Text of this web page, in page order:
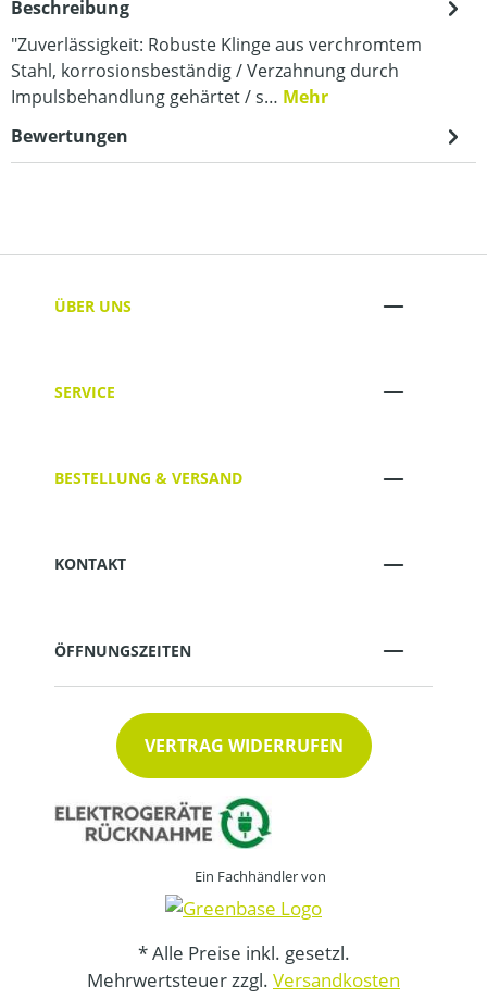
Beschreibung
"Zuverlässigkeit: Robuste Klinge aus verchromtem
Stahl, korrosionsbeständig / Verzahnung durch
Impulsbehandlung gehärtet / s… Mehr
Bewertungen
ÜBER UNS
SERVICE
BESTELLUNG & VERSAND
KONTAKT
ÖFFNUNGSZEITEN
VERTRAG WIDERRUFEN
Ein Fachhändler von
* Alle Preise inkl. gesetzl.
Mehrwertsteuer zzgl. Versandkosten